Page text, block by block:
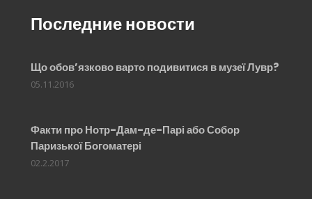
Последние новости
Що обов’язково варто подивитися в музеї Лувр?
05.11.2016
Факти про Нотр-Дам-де-Парі або Собор
Паризької Богоматері
02.2.2017